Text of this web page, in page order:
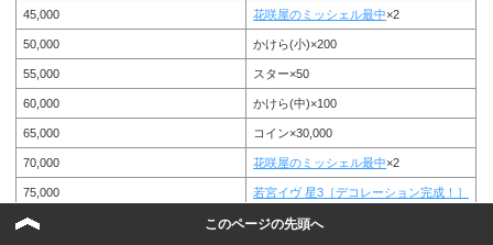
45,000 花咲屋のミッシェル最中×2
50,000 かけら(小)×200
55,000 スター×50
60,000 かけら(中)×100
65,000 コイン×30,000
70,000 花咲屋のミッシェル最中×2
75,000 若宮イヴ 星3［デコレーション完成！］
80,000 練習チケット(ダブル)×1
このページの先頭へ